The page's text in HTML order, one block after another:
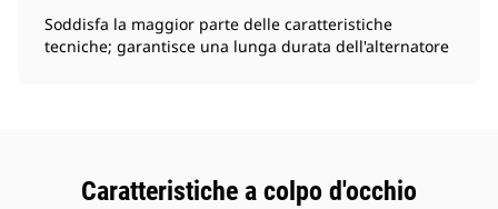
Soddisfa la maggior parte delle caratteristiche
tecniche; garantisce una lunga durata dell'alternatore
Caratteristiche a colpo d'occhio